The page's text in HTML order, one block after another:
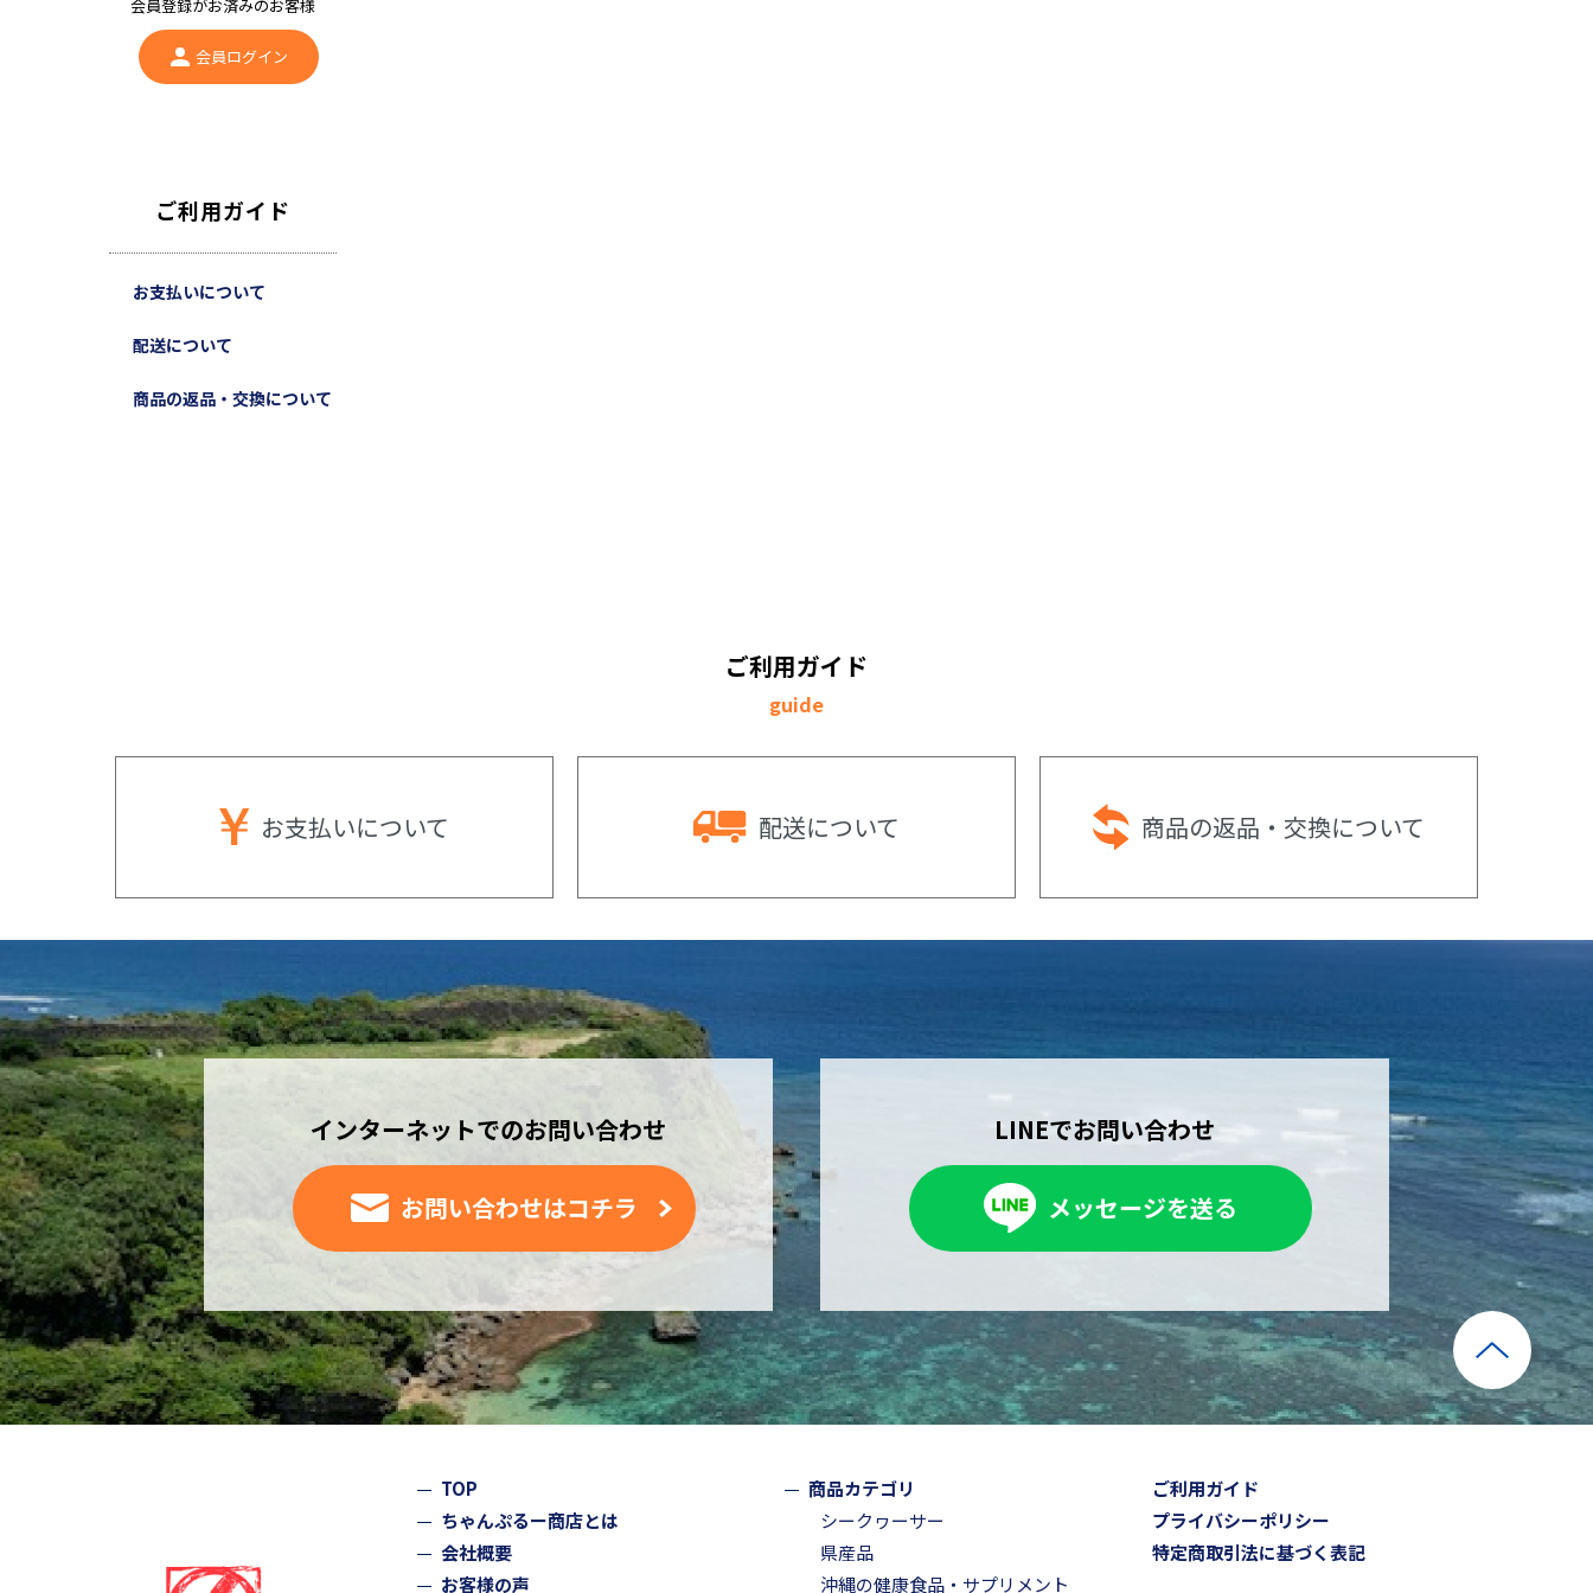
会員登録がお済みのお客様
会員ログイン
ご利用ガイド
お支払いについて
配送について
商品の返品・交換について
ご利用ガイド
guide
お支払いについて 配送について 商品の返品・ 交換について
インターネットでのお問い合わせ
お問い合わせはコチラ
LINEでお問い合わせ
メッセージを送る
TOP
ちゃんぷるー商店とは
会社概要
お客様の声
商品カテゴリ
シークヮーサー
県産品
沖縄の健康食品・サプリメント
ご利用ガイド
プライバシーポリシー
特定商取引法に基づく表記